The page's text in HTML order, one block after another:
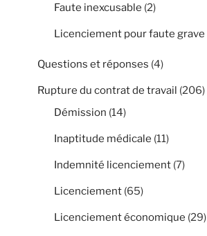
Faute inexcusable (2)
Licenciement pour faute grave
Questions et réponses (4)
Rupture du contrat de travail (206)
Démission (14)
Inaptitude médicale (11)
Indemnité licenciement (7)
Licenciement (65)
Licenciement économique (29)